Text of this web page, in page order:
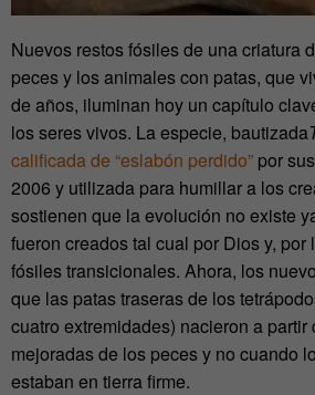
Nuevos restos fósiles de una criatura
peces y los animales con patas, que
de años, iluminan hoy un capítulo
los seres vivos. La especie, bautizada
calificada de “eslabón perdido” por
2006 y utilizada para humillar a los
sostienen que la evolución no existe
fueron creados tal cual por Dios y, por
fósiles transicionales. Ahora, los
que las patas traseras de los
cuatro extremidades) nacieron a partir
mejoradas de los peces y no cuando
estaban en tierra firme.